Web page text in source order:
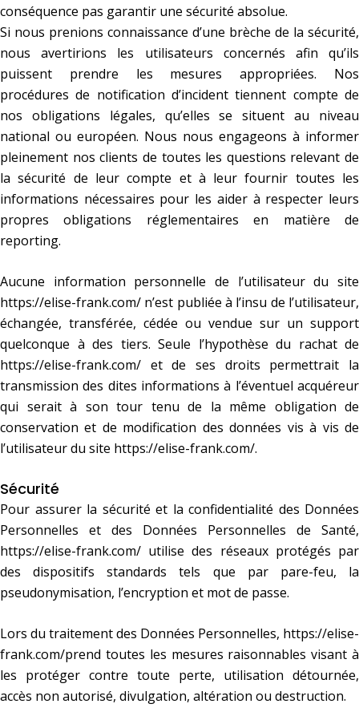
conséquence pas garantir une sécurité absolue.
Si nous prenions connaissance d’une brèche de la sécurité,
nous avertirions les utilisateurs concernés afin qu’ils
puissent prendre les mesures appropriées. Nos
procédures de notification d’incident tiennent compte de
nos obligations légales, qu’elles se situent au niveau
national ou européen. Nous nous engageons à informer
pleinement nos clients de toutes les questions relevant de
la sécurité de leur compte et à leur fournir toutes les
informations nécessaires pour les aider à respecter leurs
propres obligations réglementaires en matière de
reporting.
Aucune information personnelle de l’utilisateur du site
https://elise-frank.com/ n’est publiée à l’insu de l’utilisateur,
échangée, transférée, cédée ou vendue sur un support
quelconque à des tiers. Seule l’hypothèse du rachat de
https://elise-frank.com/ et de ses droits permettrait la
transmission des dites informations à l’éventuel acquéreur
qui serait à son tour tenu de la même obligation de
conservation et de modification des données vis à vis de
l’utilisateur du site https://elise-frank.com/.
Sécurité
Pour assurer la sécurité et la confidentialité des Données
Personnelles et des Données Personnelles de Santé,
https://elise-frank.com/ utilise des réseaux protégés par
des dispositifs standards tels que par pare-feu, la
pseudonymisation, l’encryption et mot de passe.
Lors du traitement des Données Personnelles, https://elise-
frank.com/prend toutes les mesures raisonnables visant à
les protéger contre toute perte, utilisation détournée,
accès non autorisé, divulgation, altération ou destruction.